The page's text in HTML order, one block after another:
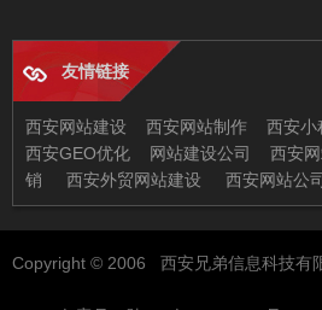
地址：西安市未央区恒大都市广场11-2
友情链接
西安网站建设 西安网站制作 西安小
西安GEO优化
网站建设公司 西安
销
西安外贸网站建设 西安网站公
Copyright © 2006 西安兄弟信息科技有